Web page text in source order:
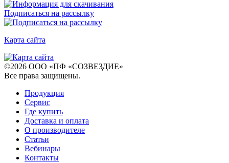
Подписаться на рассылку
Карта сайта
©2026 ООО «ПФ «СОЗВЕЗДИЕ»
Все права защищены.
Продукция
Сервис
Где купить
Доставка и оплата
О производителе
Статьи
Вебинары
Контакты